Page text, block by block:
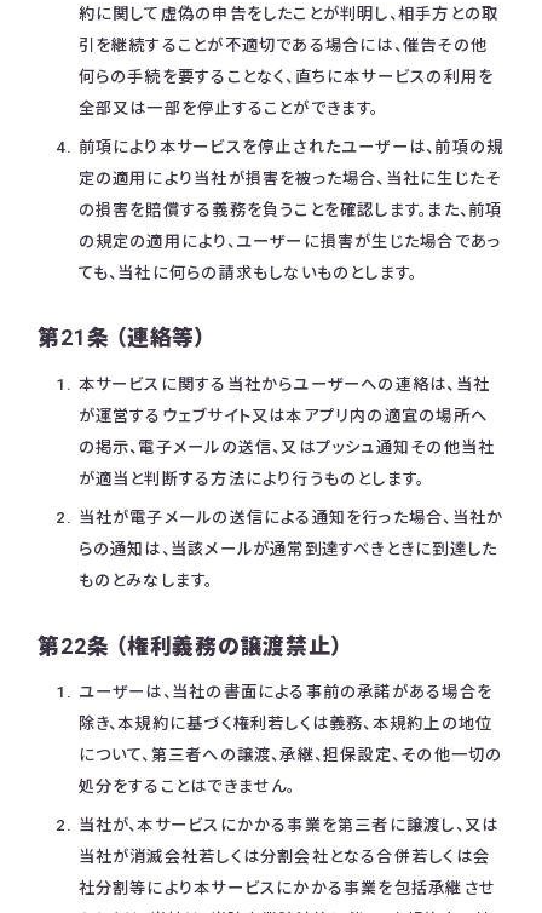
約に関して虚偽の申告をしたことが判明し、相手方との取
引を継続することが不適切である場合には、催告その他
何らの手続を要することなく、直ちに本サービスの利用を
全部又は一部を停止することができます。
前項により本サービスを停止されたユーザーは、前項の規
定の適用により当社が損害を被った場合、当社に生じたそ
の損害を賠償する義務を負うことを確認します。また、前項
の規定の適用により、ユーザーに損害が生じた場合であっ
ても、当社に何らの請求もしないものとします。
第21条 （連絡等）
本サービスに関する当社からユーザーへの連絡は、当社
が運営するウェブサイト又は本アプリ内の適宜の場所へ
の掲示、電子メールの送信、又はプッシュ通知その他当社
が適当と判断する方法により行うものとします。
当社が電子メールの送信による通知を行った場合、当社か
らの通知は、当該メールが通常到達すべきときに到達した
ものとみなします。
第22条 （権利義務の譲渡禁止）
ユーザーは、当社の書面による事前の承諾がある場合を
除き、本規約に基づく権利若しくは義務、本規約上の地位
について、第三者への譲渡、承継、担保設定、その他一切の
処分をすることはできません。
当社が、本サービスにかかる事業を第三者に譲渡し、又は
当社が消滅会社若しくは分割会社となる合併若しくは会
社分割等により本サービスにかかる事業を包括承継させ